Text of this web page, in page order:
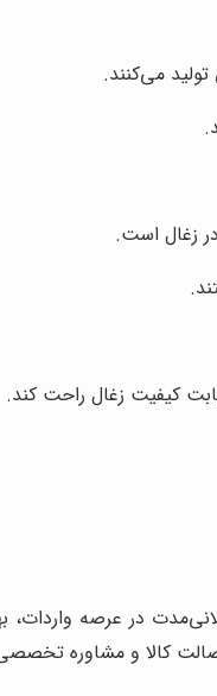
می‌کنند.
زغال است.
بابت کیفیت زغال راحت کند.
در عرصه واردات،
کالا و مشاوره